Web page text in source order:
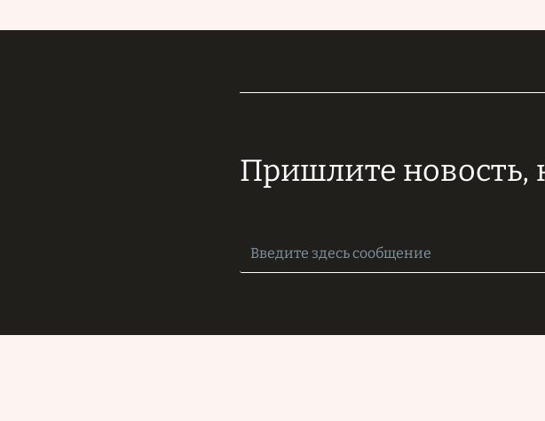
Пришлите новость,